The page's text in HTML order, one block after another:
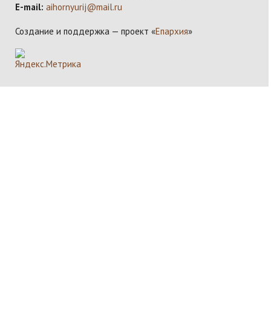
E-mail: aihornyurij@mail.ru
Создание и поддержка — проект «Епархия»